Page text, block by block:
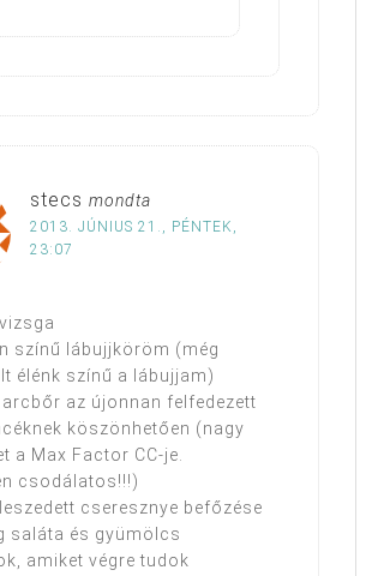
stecs mondta
2013. JÚNIUS 21., PÉNTEK,
23:07
színű lábujjköröm (még
élénk színű a lábujjam)
az újonnan felfedezett
köszönhetően (nagy
a Max Factor CC-je.
csodálatos!!!)
cseresznye befőzése
saláta és gyümölcs
amiket végre tudok